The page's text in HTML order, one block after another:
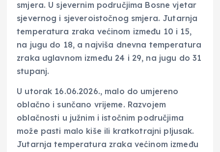
smjera. U sjevernim područjima Bosne vjetar
sjevernog i sjeveroistočnog smjera. Jutarnja
temperatura zraka većinom između 10 i 15,
na jugu do 18, a najviša dnevna temperatura
zraka uglavnom između 24 i 29, na jugu do 31
stupanj.
U utorak 16.06.2026., malo do umjereno
oblačno i sunčano vrijeme. Razvojem
oblačnosti u južnim i istočnim područjima
može pasti malo kiše ili kratkotrajni pljusak.
Jutarnja temperatura zraka većinom između